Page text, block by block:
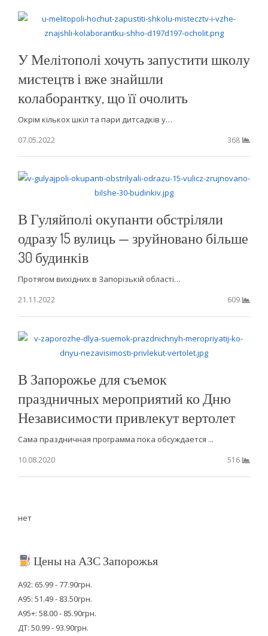
У Мелітополі хочуть запустити школу
мистецтв і вже знайшли
колаборантку, що її очолить
Окрім кількох шкіл та пари дитсадків у…
07.05.2022
368
В Гуляйполі окупанти обстріляли
одразу 15 вулиць — зруйновано більше
30 будинків
Протягом вихідних в Запорізькій області…
21.11.2022
609
В Запорожье для съемок
праздничных мероприятий ко Дню
Независимости привлекут вертолет
Сама праздничная программа пока обсуждается ...
10.08.2020
516
нет
Цены на АЗС Запорожья
А92: 65.99 - 77.90грн.
А95: 51.49 - 83.50грн.
А95+: 58.00 - 85.90грн.
ДТ: 50.99 - 93.90грн.